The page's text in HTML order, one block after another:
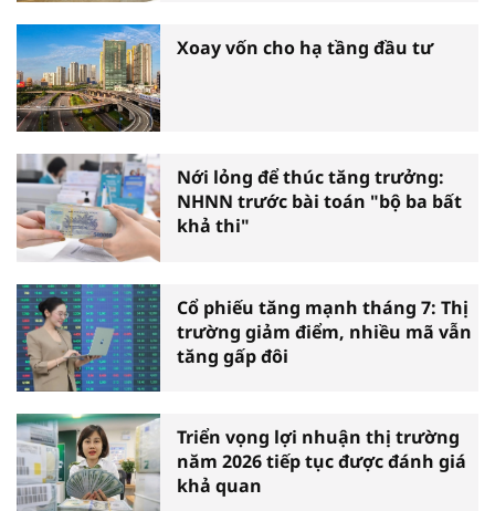
Xoay vốn cho hạ tầng đầu tư
Nới lỏng để thúc tăng trưởng:
NHNN trước bài toán "bộ ba bất
khả thi"
Cổ phiếu tăng mạnh tháng 7: Thị
trường giảm điểm, nhiều mã vẫn
tăng gấp đôi
Triển vọng lợi nhuận thị trường
năm 2026 tiếp tục được đánh giá
khả quan